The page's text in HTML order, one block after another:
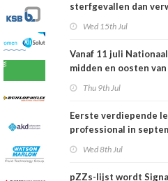
sterfgevallen dan
Wed 15th Jul
Vanaf 11 juli
midden en oosten
Thu 9th Jul
Eerste verdiepende
professional in
Wed 8th Jul
pZZs-lijst wordt